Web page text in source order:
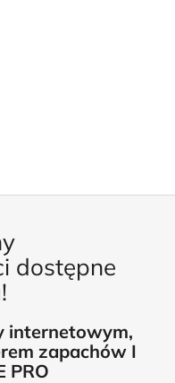
dostępne
internetowym,
zapachów I
PRO